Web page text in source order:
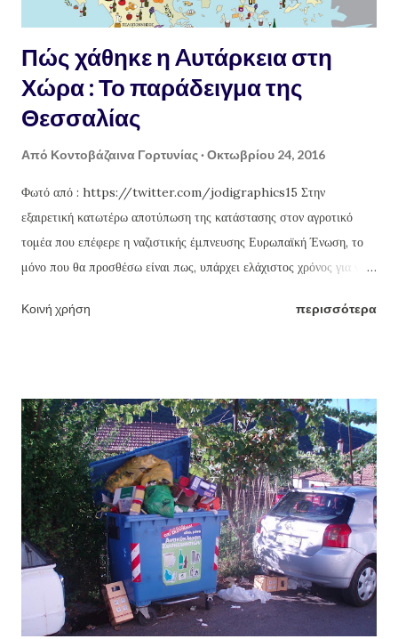
Πώς χάθηκε η Aυτάρκεια στη
Χώρα : Το παράδειγμα της
Θεσσαλίας
Από Κοντοβάζαινα Γορτυνίας Οκτωβρίου 24, 2016
Φωτό από : https://twitter.com/jodigraphics15 Στην
εξαιρετική κατωτέρω αποτύπωση της κατάστασης στον αγροτικό
τομέα που επέφερε η ναζιστικής έμπνευσης Ευρωπαϊκή Ένωση, το
μόνο που θα προσθέσω είναι πως, υπάρχει ελάχιστος χρόνος για να
Καλλιέργειες αφού ακόμη ο Ευλογημένος τούτος Τόπος παράγει
καθιστώντας την Πατρίδα και τον Λαό ένα τσούρμο από άβουλα και
χωρίς αύριο άθροισμα μονάδων και όχι άθροισμα ομοψυχίας και
βούλησης για Ελεύθερη Ζωή. Βέβαια σε όλο αυτό το σκεπτικό
χρειάζεται και κάτι ακόμη. Μια ΕΛΛΗΝΙΚΗ ΠΑΤΡΙΩΤΙΚΗ
ΚΥΒΕΡΝΗΣΗ , αλλά αυτό είναι θέμα συζήτησης άλλης στιγμής και
θα γίνει ΑΦΟΥ θυμηθούμε όλοι μας "τι πραγματικά αξίζει στην ζωή
και τι όχι", στέλνοντας στην ... ευχή ότι σαθρό και άχρηστο υπάρχει
στην Ελλάδα ... ...
Κοινή χρήση περισσότερα